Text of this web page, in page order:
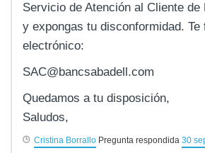
Servicio de Atención al Cliente de
y expongas tu disconformidad.
electrónico:
SAC@bancsabadell.com
Quedamos a tu disposición,
Saludos,
Cristina Borrallo Pregunta respondida 30